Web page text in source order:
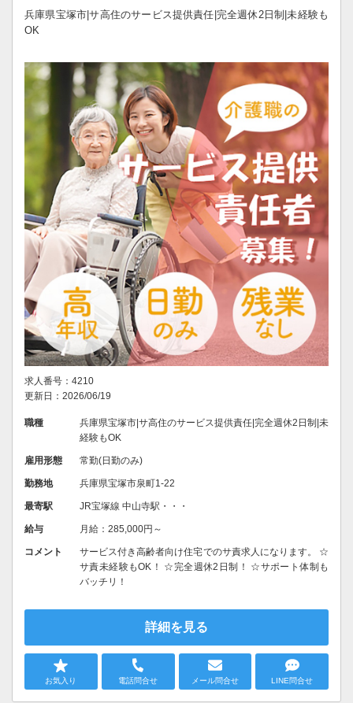
兵庫県宝塚市|サ高住のサービス提供責任|完全週休2日制|未経験も
OK
求人番号：4210
更新日：2026/06/19
職種
兵庫県宝塚市|サ高住のサービス提供責任|完全週休2日制|未
経験もOK
雇用形態 常勤(日勤のみ)
勤務地 兵庫県宝塚市泉町1-22
最寄駅 JR宝塚線 中山寺駅・・・
給与 月給：285,000円～
コメント
サービス付き高齢者向け住宅でのサ責求人になります。 ☆
サ責未経験もOK！ ☆完全週休2日制！ ☆サポート体制も
バッチリ！
詳細を見る
お気入り 電話問合せ メール問合せ LINE問合せ